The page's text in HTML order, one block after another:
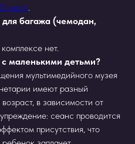
нас».
багажа (чемодан,
нет.
маленькими детьми?
мультимедийного музея
имеют разный
в зависимости от
сеанс проводится
присутствия, что